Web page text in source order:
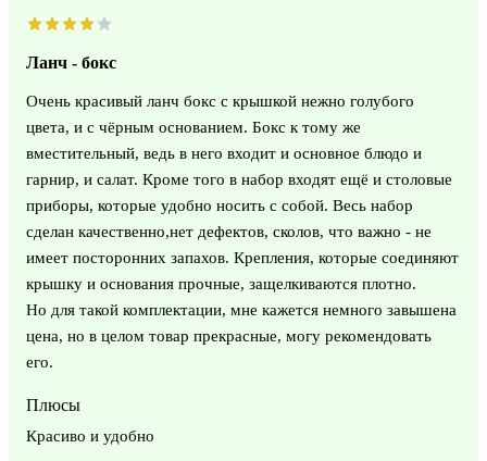
Ланч - бокс
Очень красивый ланч бокс с крышкой нежно голубого
цвета, и с чёрным основанием. Бокс к тому же
вместительный, ведь в него входит и основное блюдо и
гарнир, и салат. Кроме того в набор входят ещё и столовые
приборы, которые удобно носить с собой. Весь набор
сделан качественно,нет дефектов, сколов, что важно - не
имеет посторонних запахов. Крепления, которые соединяют
крышку и основания прочные, защелкиваются плотно.
Но для такой комплектации, мне кажется немного завышена
цена, но в целом товар прекрасные, могу рекомендовать
его.
Плюсы
Красиво и удобно